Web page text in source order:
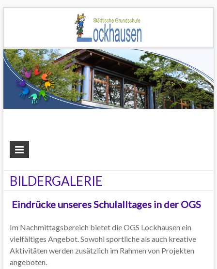
BILDERGALERIE
Eindrücke unseres Schulalltages in der OGS
Im Nachmittagsbereich bietet die OGS Lockhausen ein
vielfältiges Angebot. Sowohl sportliche als auch kreative
Aktivitäten werden zusätzlich im Rahmen von Projekten
angeboten.